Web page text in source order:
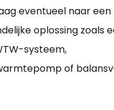
eventueel naar
oplossing zoals
systeem,
of